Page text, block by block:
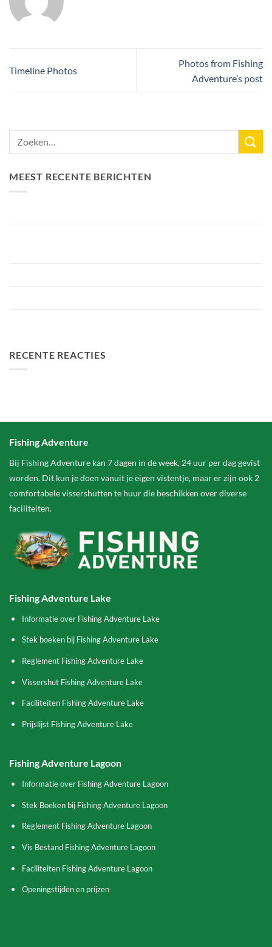
Timeline Photos
Photos from Fishing
Adventure’s post
MEEST RECENTE BERICHTEN
RECENTE REACTIES
Fishing Adventure
Bij Fishing Adventure kan 7 dagen in de week, 24 uur per dag gevist
worden. Dit kun je doen vanuit je eigen vistentje, maar er zijn ook 2
comfortabele vissershutten te huur die beschikken over diverse
faciliteiten.
Fishing Adventure Lake
Informatie over Fishing Adventure Lake
Stek boeken bij Fishing Adventure Lake
Reglement Fishing Adventure Lake
Vissershut Fishing Adventure Lake
Faciliteiten Fishing Adventure Lake
Prijslijst Fishing Adventure Lake
Fishing Adventure Lagoon
Informatie over Fishing Adventure Lagoon
Stek Boeken bij Fishing Adventure Lagoon
Reglement Fishing Adventure Lagoon
Vis Bestand Fishing Adventure Lagoon
Faciliteiten Fishing Adventure Lagoon
Openingstijden en prijzen